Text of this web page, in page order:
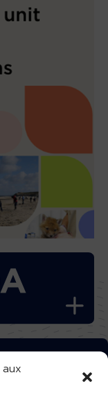
aux
!